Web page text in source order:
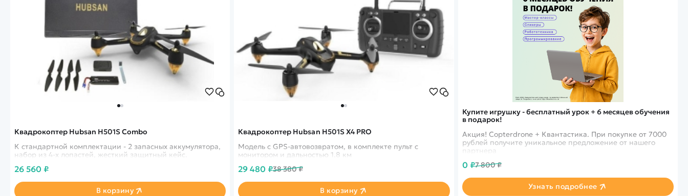
Купите игрушку - бесплатный урок + 6 месяцев обучения
в подарок!
Акция! Copterdrone + Квантастика. При покупке от 7000
рублей получите уникальное предложение от нашего
партнера
0 ₽7 800 ₽
Узнать подробнее
Квадрокоптер Hubsan H501S Combo
К стандартной комплектации - 2 запасных аккумулятора,
набор из 4-х лопастей, жесткий защитный кейс.
26 560 ₽
В корзину
Квадрокоптер Hubsan H501S X4 PRO
Модель с GPS-автовозвратом, в комплекте пульт с
монитором и дальностью 1.8 км
29 480 ₽38 380 ₽
В корзину